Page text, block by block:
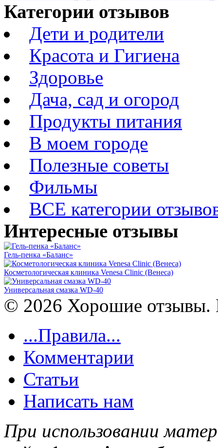
Категории отзывов
Дети и родители
Красота и Гигиена
Здоровье
Дача, сад и огород
Продукты питания
В моем городе
Полезные советы
Фильмы
ВСЕ категории
Интересные отзывы
Гель-пенка «Баланс»
Косметологическая клиника Venesa Clinic (Венеса)
Универсальная смазка WD-40
© 2026 Хорошие отзывы.
...Правила...
Комментарии
Статьи
Написать нам
При использовании